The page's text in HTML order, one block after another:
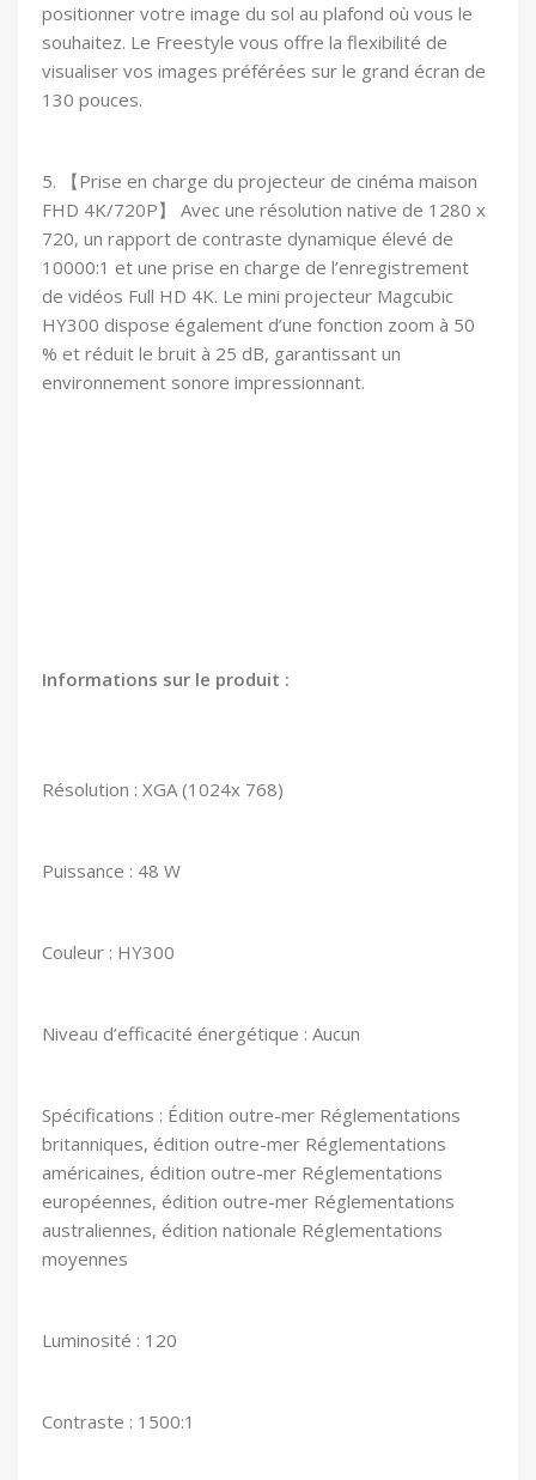
positionner votre image du sol au plafond où vous le
souhaitez. Le Freestyle vous offre la flexibilité de
visualiser vos images préférées sur le grand écran de
130 pouces.
5. 【Prise en charge du projecteur de cinéma maison
FHD 4K/720P】 Avec une résolution native de 1280 x
720, un rapport de contraste dynamique élevé de
10000:1 et une prise en charge de l’enregistrement
de vidéos Full HD 4K. Le mini projecteur Magcubic
HY300 dispose également d’une fonction zoom à 50
% et réduit le bruit à 25 dB, garantissant un
environnement sonore impressionnant.
Informations sur le produit :
Résolution : XGA (1024x 768)
Puissance : 48 W
Couleur : HY300
Niveau d’efficacité énergétique : Aucun
Spécifications : Édition outre-mer Réglementations
britanniques, édition outre-mer Réglementations
américaines, édition outre-mer Réglementations
européennes, édition outre-mer Réglementations
australiennes, édition nationale Réglementations
moyennes
Luminosité : 120
Contraste : 1500:1